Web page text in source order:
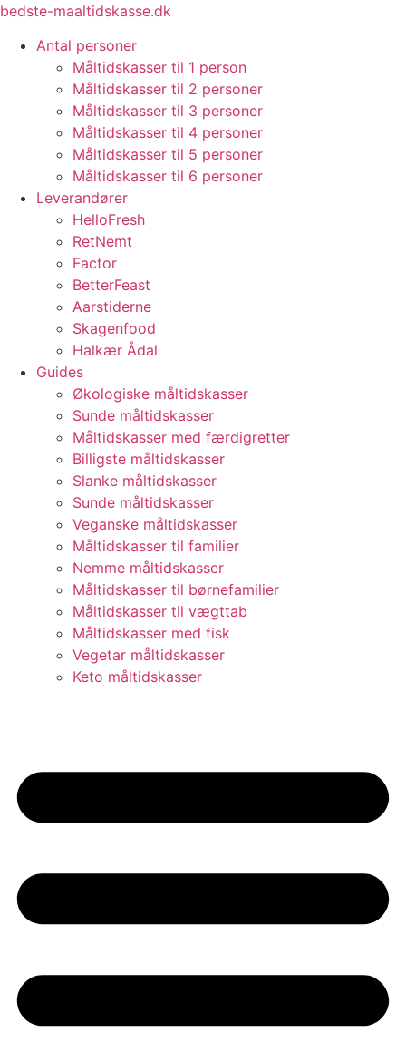
Videre
indhold
bedste-maaltidskasse.dk
Antal personer
Måltidskasser til 1 person
Måltidskasser til 2 personer
Måltidskasser til 3 personer
Måltidskasser til 4 personer
Måltidskasser til 5 personer
Måltidskasser til 6 personer
Leverandører
HelloFresh
RetNemt
Factor
BetterFeast
Aarstiderne
Skagenfood
Halkær Ådal
Guides
Økologiske måltidskasser
Sunde måltidskasser
Måltidskasser med færdigretter
Billigste måltidskasser
Slanke måltidskasser
Sunde måltidskasser
Veganske måltidskasser
Måltidskasser til familier
Nemme måltidskasser
Måltidskasser til børnefamilier
Måltidskasser til vægttab
Måltidskasser med fisk
Vegetar måltidskasser
Keto måltidskasser